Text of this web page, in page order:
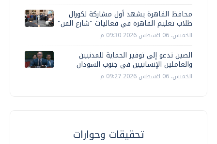
محافظ القاهرة يشهد أول مشاركة لكورال
طلاب تعليم القاهرة في فعاليات "شارع الفن"
الخميس، 06 اغسطس 2026 09:30 م
الصين تدعو إلى توفير الحماية للمدنيين
والعاملين الإنسانيين في جنوب السودان
الخميس، 06 اغسطس 2026 09:27 م
تحقيقات وحوارات